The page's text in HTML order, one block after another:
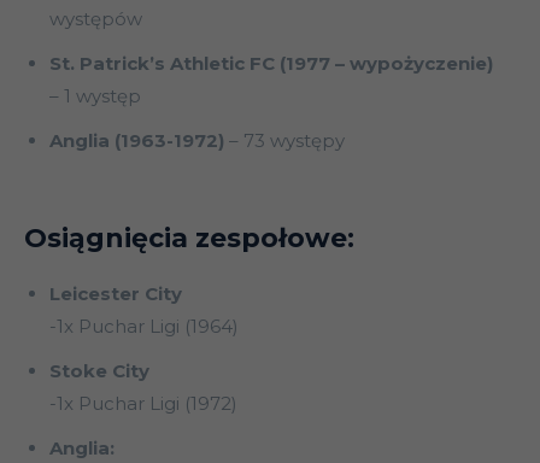
występów
St. Patrick’s Athletic FC (1977 – wypożyczenie)
– 1 występ
Anglia (1963-1972) – 73 występy
Osiągnięcia zespołowe:
Leicester City
-1x Puchar Ligi (1964)
Stoke City
-1x Puchar Ligi (1972)
Anglia: